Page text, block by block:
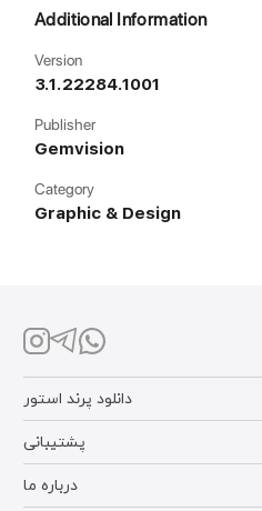
Additional Information
Version
3.1.22284.1001
Publisher
Gemvision
Category
Graphic & Design
درباره ما
پشتیبانی
دانلود پرند استور